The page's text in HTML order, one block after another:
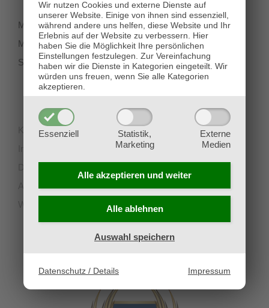
Wir nutzen Cookies und externe Dienste auf
unserer Website. Einige von ihnen sind essenziell,
während andere uns helfen, diese Website und Ihr
Erlebnis auf der Website zu verbessern. Hier
haben Sie die Möglichkeit Ihre persönlichen
Einstellungen festzulegen. Zur Vereinfachung
haben wir die Dienste in Kategorien eingeteilt. Wir
würden uns freuen, wenn Sie alle Kategorien
akzeptieren.
Essenziell
Statistik,
Marketing
Externe
Medien
Alle akzeptieren und weiter
Alle ablehnen
Auswahl speichern
Datenschutz / Details Impressum
Montag-Dienstag 11:00 - 18:00
Mittwoch-Freitag 11:00-19:00
Samstag 12:00 - 18:00
Kontakt